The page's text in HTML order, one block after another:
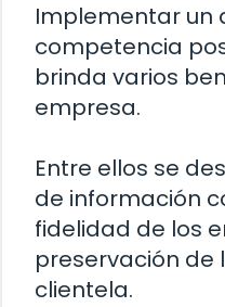
Implementar un
competencia
brinda varios
empresa.
Entre ellos se
de información
fidelidad de los
preservación de
clientela.